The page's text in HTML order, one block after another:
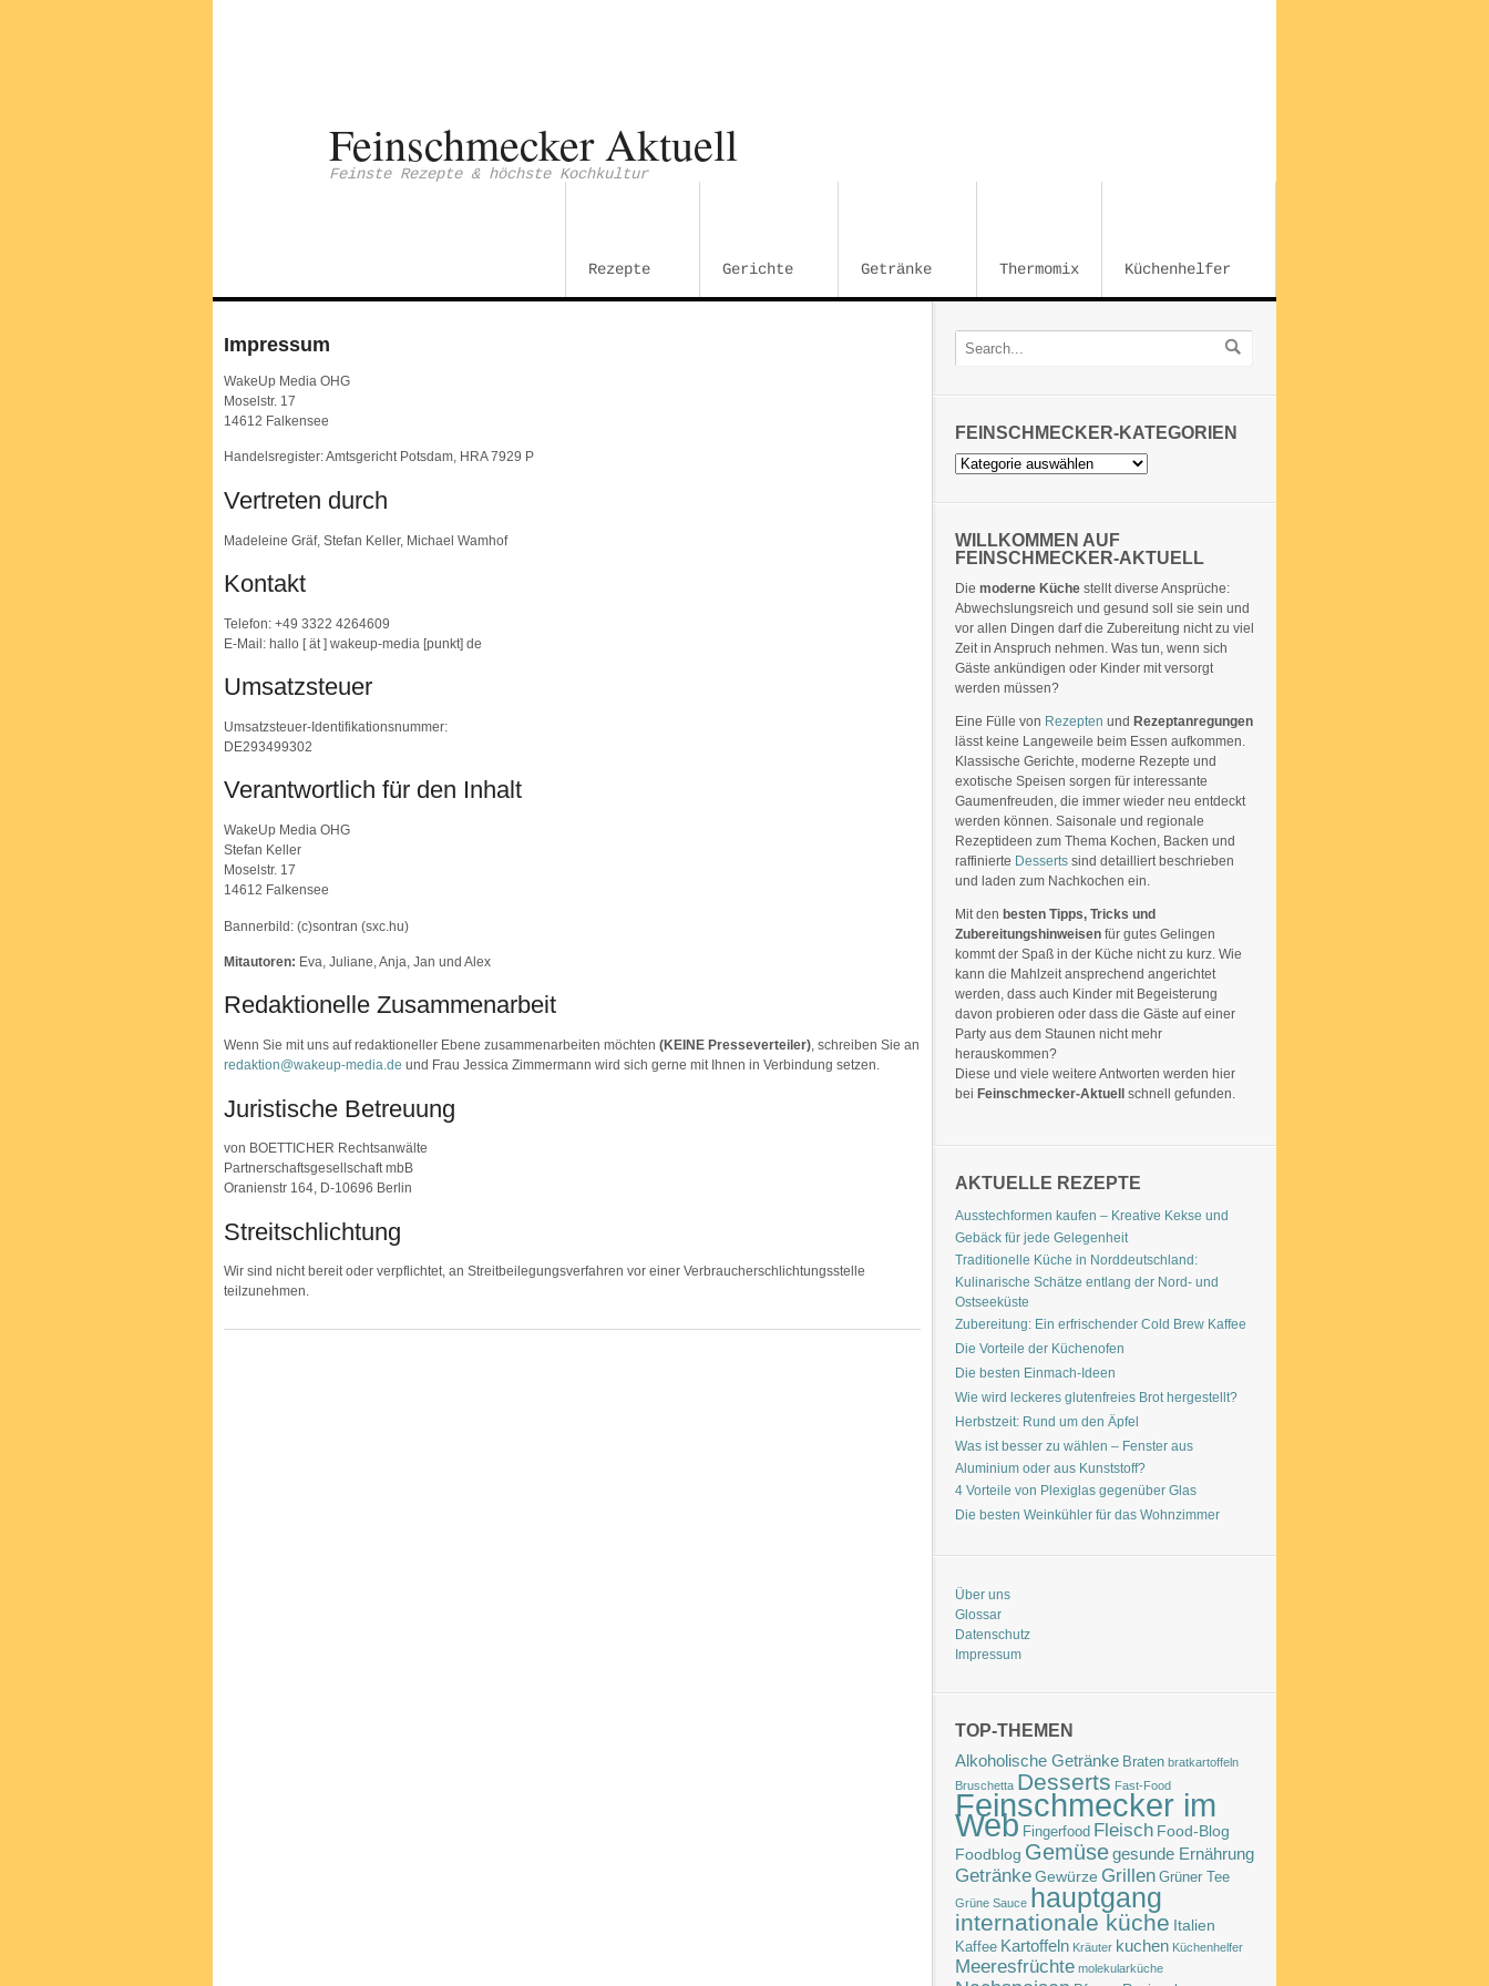
Feinschmecker Aktuell
Feinste Rezepte & höchste Kochkultur
Rezepte Gerichte Getränke Thermomix Küchenhelfer
Impressum
WakeUp Media OHG
Moselstr. 17
14612 Falkensee
Handelsregister: Amtsgericht Potsdam, HRA 7929 P
Vertreten durch
Madeleine Gräf, Stefan Keller, Michael Wamhof
Kontakt
Telefon: +49 3322 4264609
E-Mail: hallo [ ät ] wakeup-media [punkt] de
Umsatzsteuer
Umsatzsteuer-Identifikationsnummer:
DE293499302
Verantwortlich für den Inhalt
WakeUp Media OHG
Stefan Keller
Moselstr. 17
14612 Falkensee
Bannerbild: (c)sontran (sxc.hu)
Mitautoren: Eva, Juliane, Anja, Jan und Alex
Redaktionelle Zusammenarbeit
Wenn Sie mit uns auf redaktioneller Ebene zusammenarbeiten möchten (KEINE Presseverteiler), schreiben Sie an
redaktion@wakeup-media.de und Frau Jessica Zimmermann wird sich gerne mit Ihnen in Verbindung setzen.
Juristische Betreuung
von BOETTICHER Rechtsanwälte
Partnerschaftsgesellschaft mbB
Oranienstr 164, D-10696 Berlin
Streitschlichtung
Wir sind nicht bereit oder verpflichtet, an Streitbeilegungsverfahren vor einer Verbraucherschlichtungsstelle
teilzunehmen.
FEINSCHMECKER-KATEGORIEN
Feinschmecker-
WILLKOMMEN AUF
FEINSCHMECKER-AKTUELL
Die moderne Küche stellt diverse Ansprüche:
Abwechslungsreich und gesund soll sie sein und
vor allen Dingen darf die Zubereitung nicht zu viel
Zeit in Anspruch nehmen. Was tun, wenn sich
Gäste ankündigen oder Kinder mit versorgt
werden müssen?
Eine Fülle von Rezepten und Rezeptanregungen
lässt keine Langeweile beim Essen aufkommen.
Klassische Gerichte, moderne Rezepte und
exotische Speisen sorgen für interessante
Gaumenfreuden, die immer wieder neu entdeckt
werden können. Saisonale und regionale
Rezeptideen zum Thema Kochen, Backen und
raffinierte Desserts sind detailliert beschrieben
und laden zum Nachkochen ein.
Mit den besten Tipps, Tricks und
Zubereitungshinweisen für gutes Gelingen
kommt der Spaß in der Küche nicht zu kurz. Wie
kann die Mahlzeit ansprechend angerichtet
werden, dass auch Kinder mit Begeisterung
davon probieren oder dass die Gäste auf einer
Party aus dem Staunen nicht mehr
herauskommen?
Diese und viele weitere Antworten werden hier
bei Feinschmecker-Aktuell schnell gefunden.
AKTUELLE REZEPTE
Ausstechformen kaufen – Kreative Kekse und
Gebäck für jede Gelegenheit
Traditionelle Küche in Norddeutschland:
Kulinarische Schätze entlang der Nord- und
Ostseeküste
Zubereitung: Ein erfrischender Cold Brew Kaffee
Die Vorteile der Küchenofen
Die besten Einmach-Ideen
Wie wird leckeres glutenfreies Brot hergestellt?
Herbstzeit: Rund um den Äpfel
Was ist besser zu wählen – Fenster aus
Aluminium oder aus Kunststoff?
4 Vorteile von Plexiglas gegenüber Glas
Die besten Weinkühler für das Wohnzimmer
Über uns
Glossar
Datenschutz
Impressum
TOP-THEMEN
Alkoholische Getränke Braten bratkartoffeln
Bruschetta Desserts Fast-Food
Feinschmecker im
Web Fingerfood Fleisch Food-Blog
Foodblog Gemüsegesunde Ernährung
GetränkeGewürze Grillen Grüner Tee
Grüne Sauce hauptgang
internationale küche Italien
Kaffee Kartoffeln Kräuter kuchen Küchenhelfer
Meeresfrüchte molekularküche